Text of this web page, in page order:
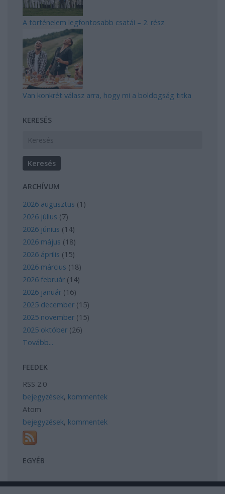
A történelem legfontosabb csatái – 2. rész
Van konkrét válasz arra, hogy mi a boldogság titka
KERESÉS
ARCHÍVUM
2026 augusztus (1 )
2026 július (7)
2026 június (14)
2026 május (18)
2026 április (15)
2026 március (18)
2026 február (14)
2026 január (16)
2025 december (15)
2025 november (15)
2025 október (26)
Tovább...
FEEDEK
RSS 2.0
bejegyzések, kommentek
Atom
bejegyzések, kommentek
EGYÉB